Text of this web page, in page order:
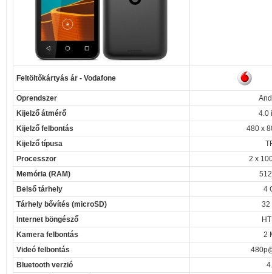
Feltöltőkártyás ár - Vodafone
Oprendszer
Kijelző átmérő
4.0
Kijelző felbontás
480 x
Kijelző típusa
Processzor
2 x
Memória (RAM)
Belső tárhely
4
Tárhely bővítés (microSD)
32
Internet böngésző
Kamera felbontás
2
Videó felbontás
Bluetooth verzió